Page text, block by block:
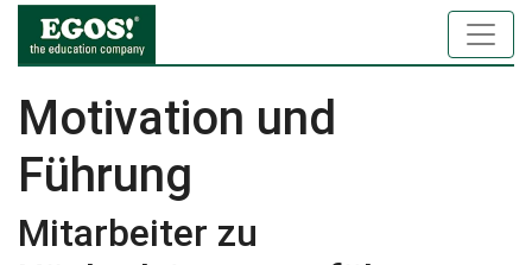
Motivation und
Führung
Mitarbeiter zu